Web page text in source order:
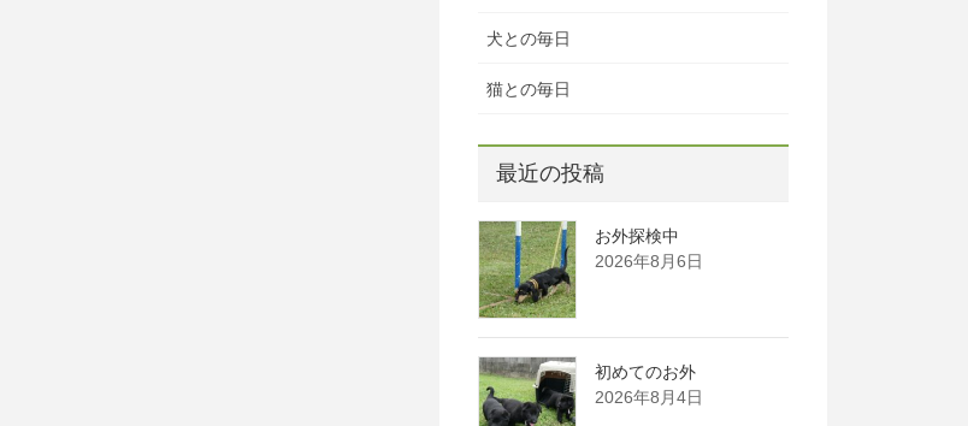
犬との毎日
猫との毎日
最近の投稿
お外探検中
2026年8月6日
初めてのお外
2026年8月4日